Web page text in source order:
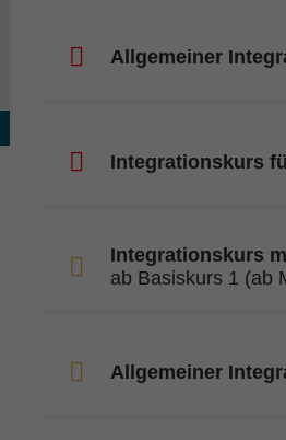
Allgemeiner
Integrationskurs
Integrationskurs
ab Basiskurs 1 (ab
Allgemeiner